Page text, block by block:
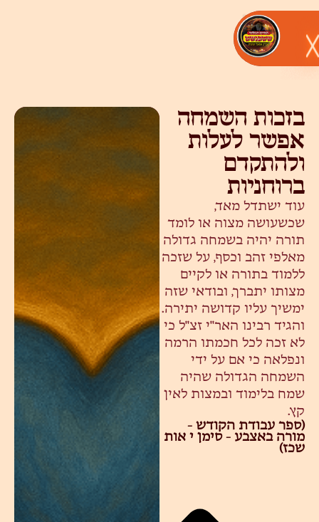
בזכות השמחה
אפשר לעלות
ולהתקדם
ברוחניות
עוד ישתדל מאד,
שכשעושה מצוה או לומד
תורה יהיה בשמחה גדולה
מאלפי זהב וכסף, על שזכה
ללמוד בתורה או לקיים
מצותו יתברך, ובודאי שזה
ימשיך עליו קדושה יתירה.
והגיד רבינו האר"י זצ"ל כי
לא זכה לכל חכמתו הרמה
ונפלאה כי אם על ידי
השמחה הגדולה שהיה
שמח בלימוד ובמצות לאין
קץ.
(ספר עבודת הקודש -
מורה באצבע - סימן י אות
שכז)